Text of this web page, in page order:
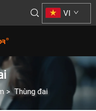
VI
> Thùng đai